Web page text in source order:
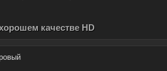
качестве HD